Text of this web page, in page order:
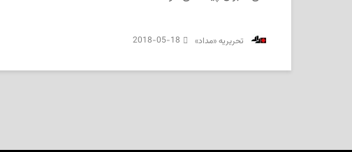
‌ تحریریه «مداد» 2018-05-18